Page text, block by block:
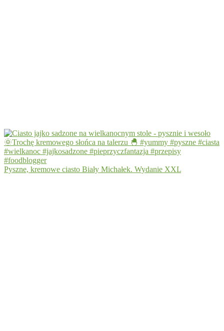
Pyszne, kremowe ciasto Biały Michałek. Wydanie XXL